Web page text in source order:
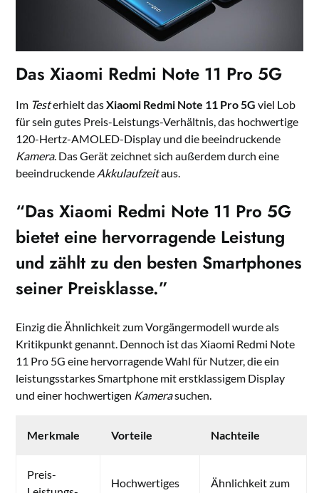
Das Xiaomi Redmi Note 11 Pro 5G
Im Testerhielt dasXiaomi Redmi Note 11 Pro 5G viel Lob
für sein gutes Preis-Leistungs-Verhältnis, das hochwertige
120-Hertz-AMOLED-Display und die beeindruckende
Kamera. Das Gerät zeichnet sich außerdem durch eine
beeindruckende Akkulaufzeitaus.
“DasXiaomi Redmi Note 11 Pro 5G
bietet eine hervorragende Leistung
und zählt zu den besten Smartphones
seiner Preisklasse.”
Einzig die Ähnlichkeit zum Vorgängermodell wurde als
Kritikpunkt genannt. Dennoch ist das Xiaomi Redmi Note
11 Pro 5G eine hervorragende Wahl für Nutzer, die ein
leistungsstarkes Smartphone mit erstklassigem Display
und einer hochwertigen Kamerasuchen.
Merkmale Vorteile Nachteile
Preis-
Hochwertiges
Ähnlichkeit zum